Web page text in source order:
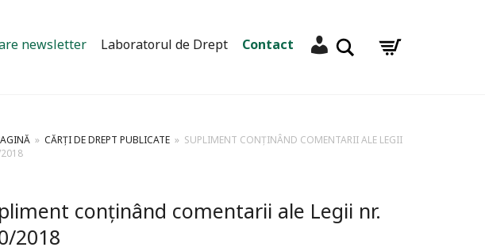
newsletter Laboratorul de Drept Contact Contul meuCaută
» CĂRȚI DE DREPT PUBLICATE » SUPLIMENT CONȚINÂND COMENTARII ALE LEGII
conținând comentarii ale Legii nr.
2018